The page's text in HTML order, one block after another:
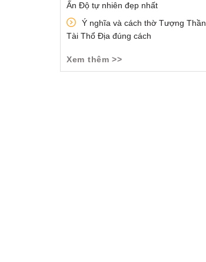
Ấn Độ tự nhiên đẹp nhất
Ý nghĩa và cách thờ Tượng Thần
Tài Thổ Địa đúng cách
Xem thêm >>